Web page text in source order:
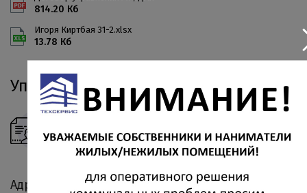
814.20 Кб
Игоря Киртбая 31-2.xlsx
13.78 Кб
Управляющий организацией
Треснев Дмитрий Александрович
Адрес